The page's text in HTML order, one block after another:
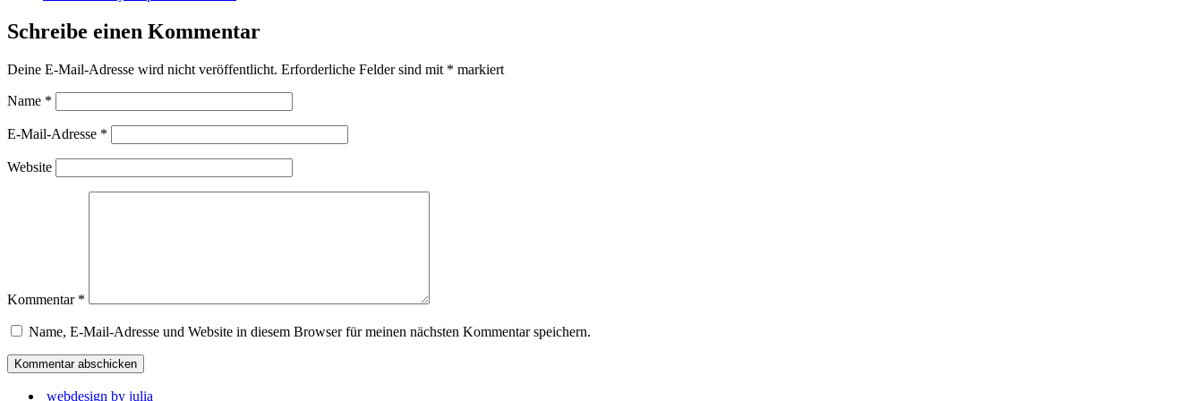
Schreibe einen Kommentar
Deine E-Mail-Adresse wird nicht veröffentlicht. Erforderliche Felder sind mit * markiert
Name *
E-Mail-Adresse *
Website
Kommentar *
Name, E-Mail-Adresse und Website in diesem Browser für meinen nächsten Kommentar speichern.
webdesign by julia